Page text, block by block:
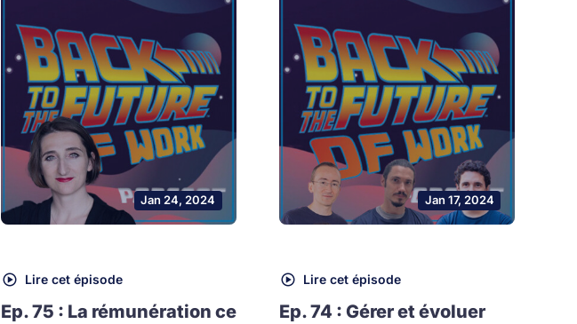
Jan 24, 2024
Lire cet épisode
Ep. 75 : La rémunération ce
Jan 17, 2024
Lire cet épisode
Ep. 74 : Gérer et évoluer